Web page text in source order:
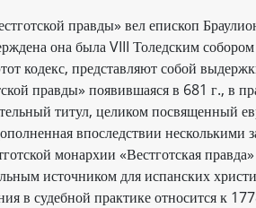
правды» вел епископ
она была VIII Толедским
кодекс, представляют собой
правды» появившаяся в 681 г., в
титул, целиком посвященный
впоследствии
монархии «Вестготская
источником для испанских
в судебной практике относится к